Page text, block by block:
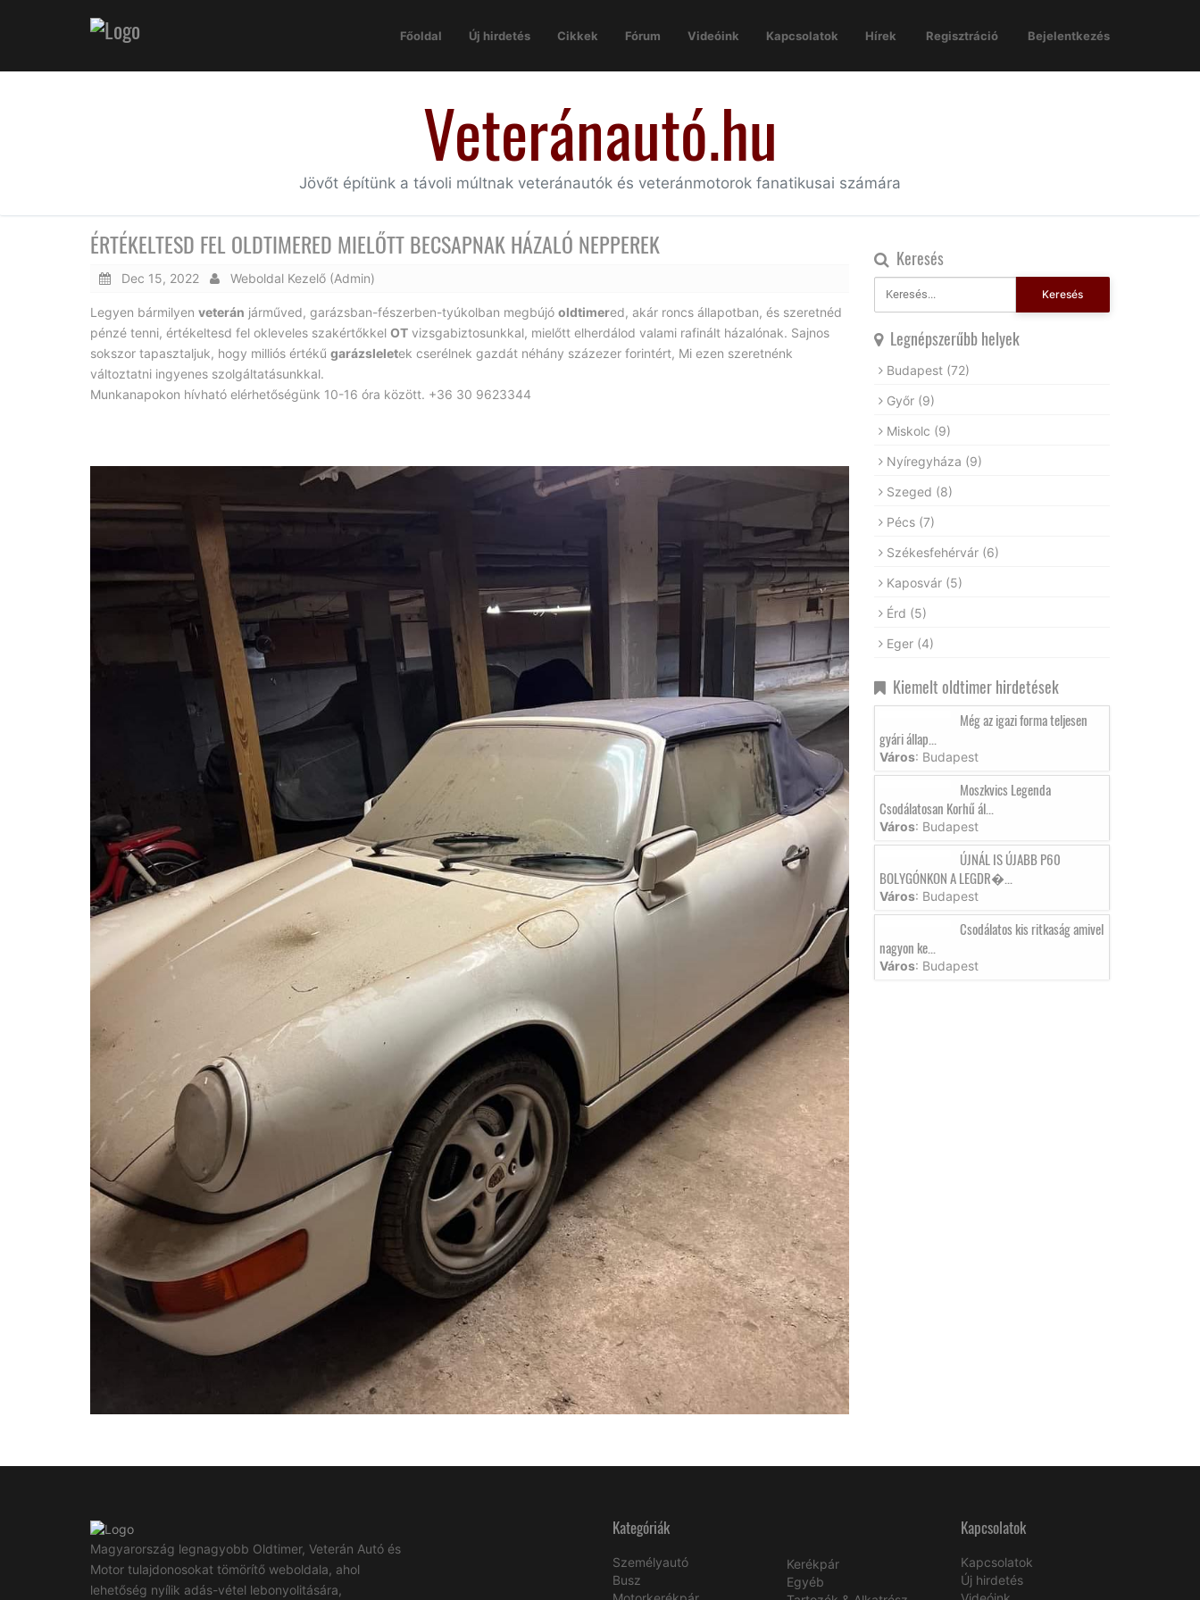
Főoldal Új hirdetés Cikkek Fórum Videóink Kapcsolatok Hírek Regisztráció Bejelentkezés
Veteránautó.hu
Jövőt építünk a távoli múltnak veteránautók és veteránmotorok fanatikusai számára
ÉRTÉKELTESD FEL OLDTIMERED MIELŐTT BECSAPNAK HÁZALÓ NEPPEREK
Dec 15, 2022 Weboldal Kezelő (Admin)
Legyen bármilyen veterán járműved, garázsban-fészerben-tyúkolban megbújó oldtimered, akár roncs állapotban, és szeretnéd
pénzé tenni, értékeltesd fel okleveles szakértőkkel OT vizsgabiztosunkkal, mielőtt elherdálod valami rafinált házalónak. Sajnos
sokszor tapasztaljuk, hogy milliós értékű garázsleletek cserélnek gazdát néhány százezer forintért, Mi ezen szeretnénk
változtatni ingyenes szolgáltatásunkkal.
Munkanapokon hívható elérhetőségünk 10-16 óra között. +36 30 9623344
Keresés
Keresés
Legnépszerűbb helyek
Budapest (72)
Győr (9)
Miskolc (9)
Nyíregyháza (9)
Szeged (8)
Pécs (7)
Székesfehérvár (6)
Kaposvár (5)
Érd (5)
Eger (4)
Kiemelt oldtimer hirdetések
Még az igazi forma teljesen
gyári állap...
Város: Budapest
Moszkvics Legenda
Csodálatosan Korhű ál...
Város: Budapest
ÚJNÁL IS ÚJABB P60
BOLYGÓNKON A LEGDR�...
Város: Budapest
Csodálatos kis ritkaság amivel
nagyon ke...
Város: Budapest
Magyarország legnagyobb Oldtimer, Veterán Autó és
Motor tulajdonosokat tömörítő weboldala, ahol
lehetőség nyílik adás-vétel lebonyolitására,
Kategóriák
Személyautó
Busz
Kerékpár
Egyéb
Kapcsolatok
Kapcsolatok
Új hirdetés